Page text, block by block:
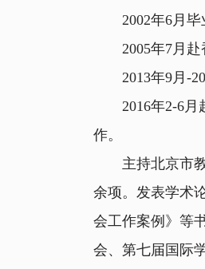
2002年6月毕
2005年7月赴
2013年9月-
2016年2-6月赴
作。
主持北京市教
余项。发表学术
会工作案例》等
会、第七届国际